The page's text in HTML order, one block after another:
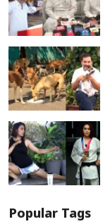
Popular Tags